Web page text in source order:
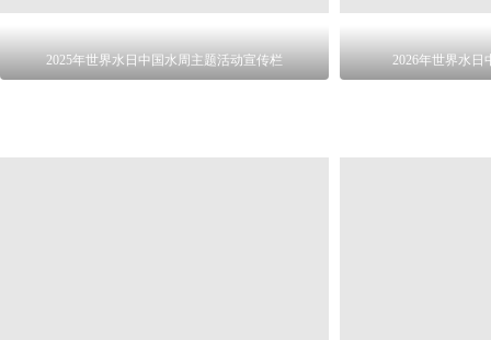
2025年世界水日中国水周主题活动宣传栏 2026年世界水日